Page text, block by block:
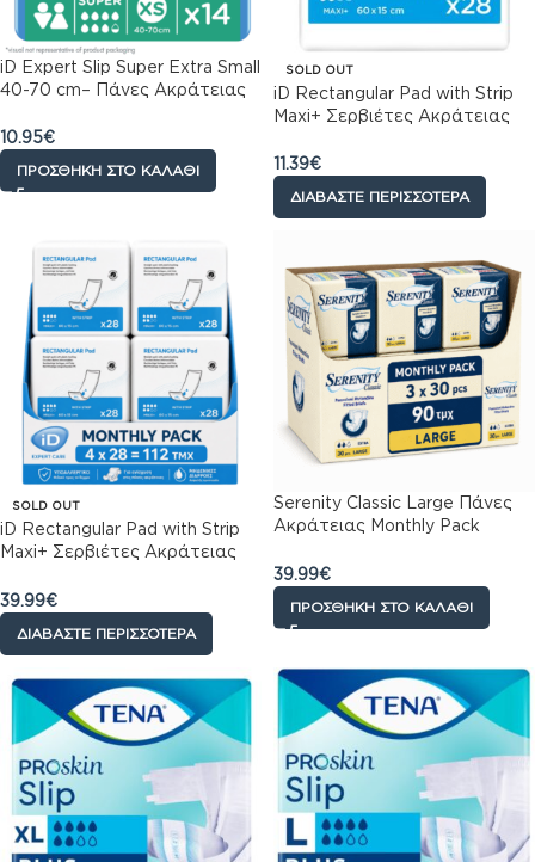
iD Expert Slip Super Extra Small
40-70 cm– Πάνες Ακράτειας
10.95€
ΠΡΟΣΘΉΚΗ ΣΤΟ ΚΑΛΆΘΙ
SOLD OUT
iD Rectangular Pad with Strip
Maxi+ Σερβιέτες Ακράτειας
11.39€
ΔΙΑΒΆΣΤΕ ΠΕΡΙΣΣΌΤΕΡΑ
SOLD OUT
iD Rectangular Pad with Strip
Maxi+ Σερβιέτες Ακράτειας
112τμχ (4×28)
39.99€
ΔΙΑΒΆΣΤΕ ΠΕΡΙΣΣΌΤΕΡΑ
Serenity Classic Large Πάνες
Ακράτειας Monthly Pack
39.99€
ΠΡΟΣΘΉΚΗ ΣΤΟ ΚΑΛΆΘΙ